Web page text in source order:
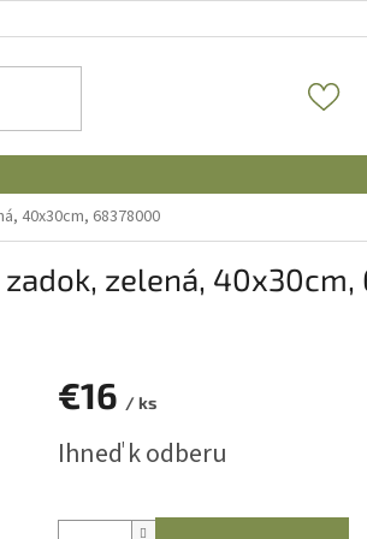
40x30cm, 68378000
zelená, 40x30cm,
€16 / ks
cena:
Ihneď k odberu